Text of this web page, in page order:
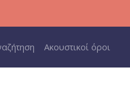
navigationΑκουστικοί όροι